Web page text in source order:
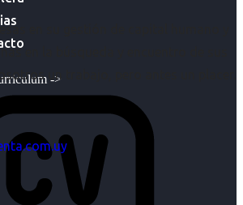
->
en su gestión de capital humano y
en la búsqueda y encuentro de sus
un trabajo, pero antes un placer.